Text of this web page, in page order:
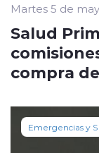
Martes 5 de
Salud
compra
Emergencias y